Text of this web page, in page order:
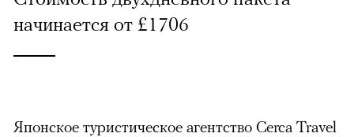
начинается от £1706
Японское туристическое агентство Cerca Travel